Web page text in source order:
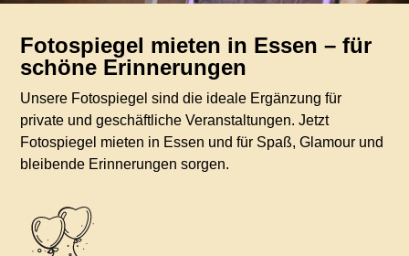
Fotospiegel mieten in Essen – für
schöne Erinnerungen
Unsere Fotospiegel sind die ideale Ergänzung für
private und geschäftliche Veranstaltungen. Jetzt
Fotospiegel mieten in Essen und für Spaß, Glamour und
bleibende Erinnerungen sorgen.